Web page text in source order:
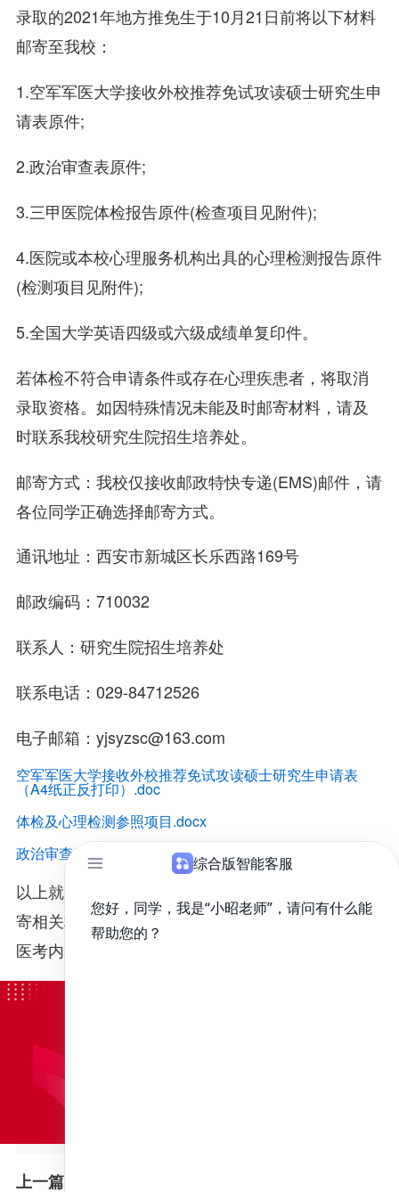
录取的2021年地方推免生于10月21日前将以下材料
邮寄至我校：
1.空军军医大学接收外校推荐免试攻读硕士研究生申
请表原件;
2.政治审查表原件;
3.三甲医院体检报告原件(检查项目见附件);
4.医院或本校心理服务机构出具的心理检测报告原件
(检测项目见附件);
5.全国大学英语四级或六级成绩单复印件。
若体检不符合申请条件或存在心理疾患者，将取消
录取资格。如因特殊情况未能及时邮寄材料，请及
时联系我校研究生院招生培养处。
邮寄方式：我校仅接收邮政特快专递(EMS)邮件，请
各位同学正确选择邮寄方式。
通讯地址：西安市新城区长乐西路169号
邮政编码：710032
联系人：研究生院招生培养处
联系电话：029-84712526
电子邮箱：yjsyzsc@163.com
空军军医大学接收外校推荐免试攻读硕士研究生申请表
（A4纸正反打印）.doc
体检及心理检测参照项目.docx
政治审查表（A4纸正反打印）.doc
以上就是对“2021年空军军医大学拟录取方推免生邮
寄相关材料通知”的问题的解析，想要了解更多关于
医考内容可关注昭昭医考官网或咨询在线老师。
上一篇：